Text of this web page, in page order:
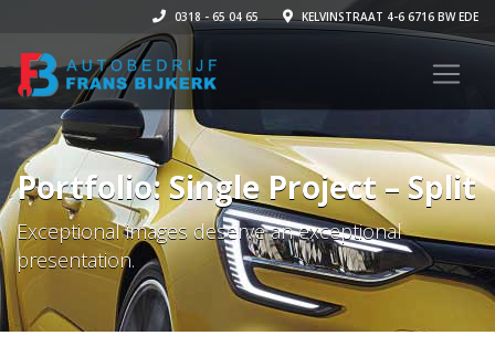
0318 - 65 04 65 KELVINSTRAAT 4-6 6716 BW EDE
Portfolio: Single Project – Split
Exceptional images deserve an exceptional
presentation.